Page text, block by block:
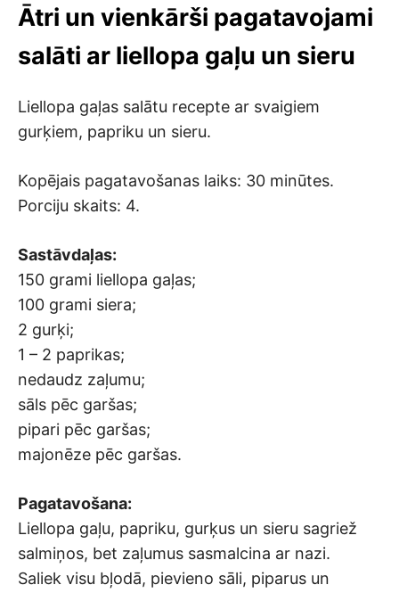
Ātri un vienkārši pagatavojami
salāti ar liellopa gaļu un sieru
Liellopa gaļas salātu recepte ar svaigiem
gurķiem, papriku un sieru.
Kopējais pagatavošanas laiks: 30 minūtes.
Porciju skaits: 4.
Sastāvdaļas:
150 grami liellopa gaļas;
100 grami siera;
2 gurķi;
1 – 2 paprikas;
nedaudz zaļumu;
sāls pēc garšas;
pipari pēc garšas;
majonēze pēc garšas.
Pagatavošana:
Liellopa gaļu, papriku, gurķus un sieru sagriež
salmiņos, bet zaļumus sasmalcina ar nazi.
Saliek visu bļodā, pievieno sāli, piparus un